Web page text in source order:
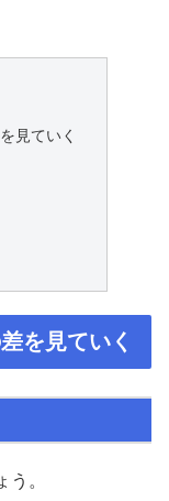
見ていく
を見ていく
。